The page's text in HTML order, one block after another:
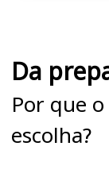
Da
Por que
escolha?